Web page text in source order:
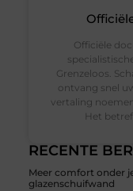
RECENTE
Meer comfort onder
glazenschuifwand
Officiële
Grenzeloos.
ontvang snel
vertaling
Het